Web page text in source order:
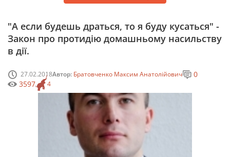
"А если будешь драться, то я буду кусаться" -
Закон про протидію домашньому насильству
в дії.
27.02.2018Автор: Братовченко Максим Анатолійович
4
0
3597